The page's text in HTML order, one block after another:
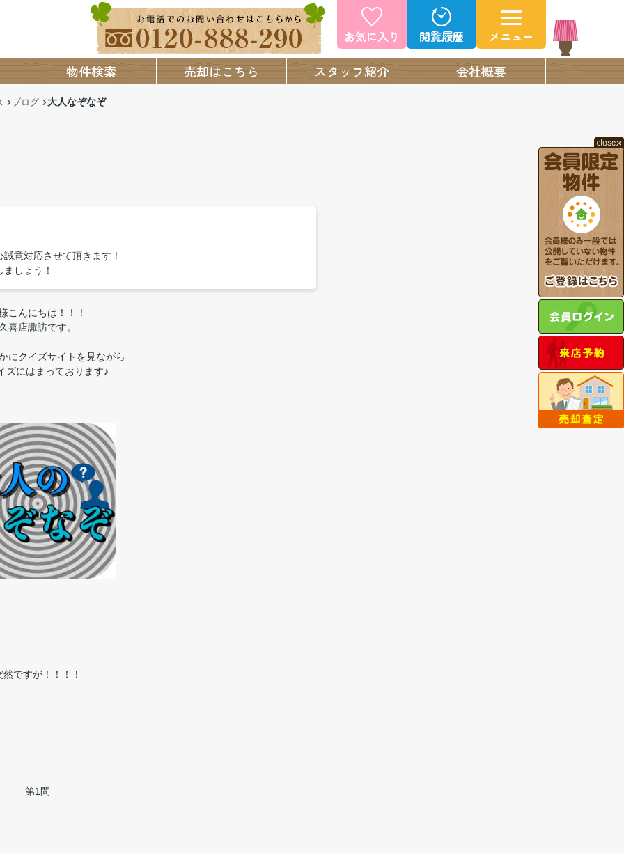
お気に入り 閲覧履歴 メニュー
物件検索 売却はこちら スタッフ紹介 会社概要
ブログ 大人なぞなぞ
意対応させて頂きます！
しょう！
こんにちは！！！
喜店諏訪です。
にクイズサイトを見ながら
ズにはまっております♪
然ですが！！！！
第1問